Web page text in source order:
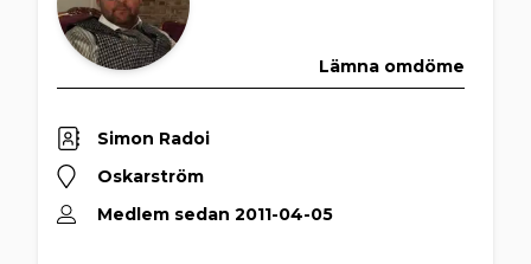
Lämna omdöme
Simon Radoi
Oskarström
Medlem sedan 2011-04-05